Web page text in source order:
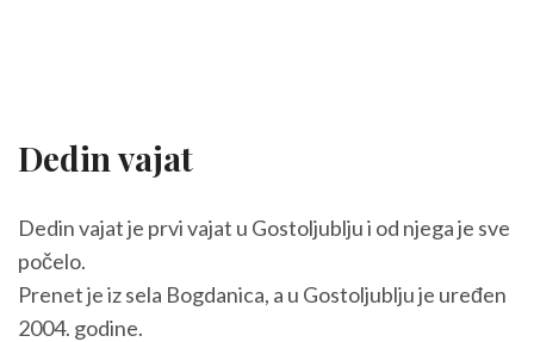
Dedin vajat
Dedin vajat je prvi vajat u Gostoljublju i od njega je sve
počelo.
Prenet je iz sela Bogdanica, a u Gostoljublju je uređen
2004. godine.